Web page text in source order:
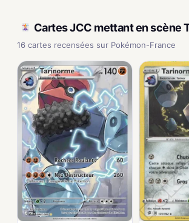
Cartes JCC mettant en scène
16 cartes recensées sur Pokémon-France